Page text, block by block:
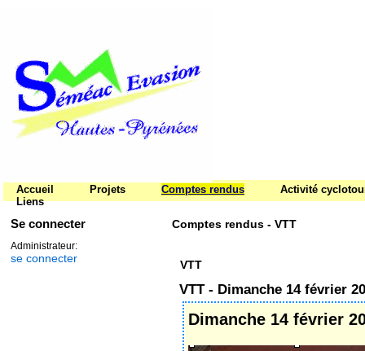
Accueil Projets Comptes rendus
Activité
Liens
Se connecter
Administrateur:
se connecter
Comptes rendus - VTT
VTT
VTT - Dimanche 14 février
Dimanche 14 février